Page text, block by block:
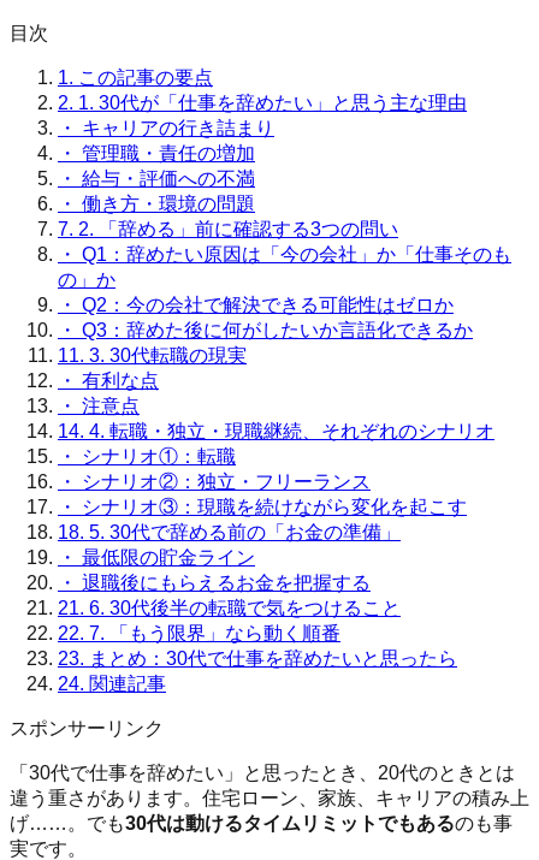
目次
1. この記事の要点
2. 1. 30代が「仕事を辞めたい」と思う主な理由
・ キャリアの行き詰まり
・ 管理職・責任の増加
・ 給与・評価への不満
・ 働き方・環境の問題
7. 2. 「辞める」前に確認する3つの問い
・ Q1：辞めたい原因は「今の会社」か「仕事そのも
の」か
・ Q2：今の会社で解決できる可能性はゼロか
・ Q3：辞めた後に何がしたいか言語化できるか
11. 3. 30代転職の現実
・ 有利な点
・ 注意点
14. 4. 転職・独立・現職継続、それぞれのシナリオ
・
シナリオ①：転職
・
シナリオ②：独立・フリーランス
・
シナリオ③：現職を続けながら変化を起こす
18. 5. 30代で辞める前の「お金の準備」
・ 最低限の貯金ライン
・ 退職後にもらえるお金を把握する
21. 6. 30代後半の転職で気をつけること
22. 7. 「もう限界」なら動く順番
23. まとめ：30代で仕事を辞めたいと思ったら
24. 関連記事
スポンサーリンク
「30代で仕事を辞めたい」と思ったとき、20代のときとは
違う重さがあります。住宅ローン、家族、キャリアの積み上
げ……。でも30代は動けるタイムリミットでもあるのも事
実です。